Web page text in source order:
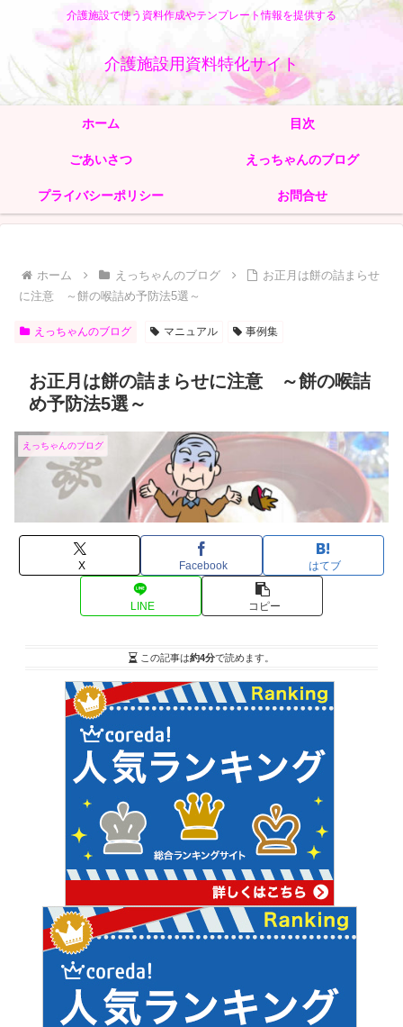
介護施設で使う資料作成やテンプレート情報を提供する
介護施設用資料特化サイト
ホーム 目次
ごあいさつ えっちゃんのブログ
プライバシーポリシー お問合せ
ホーム えっちゃんのブログ
お正月は餅の詰まらせ
に注意 ～餅の喉詰め予防法5選～
えっちゃんのブログ マニュアル 事例集
お正月は餅の詰まらせに注意 ～餅の喉詰
め予防法5選～
えっちゃんのブログ
X Facebook はてブ
LINE コピー
この記事は約4分で読めます。